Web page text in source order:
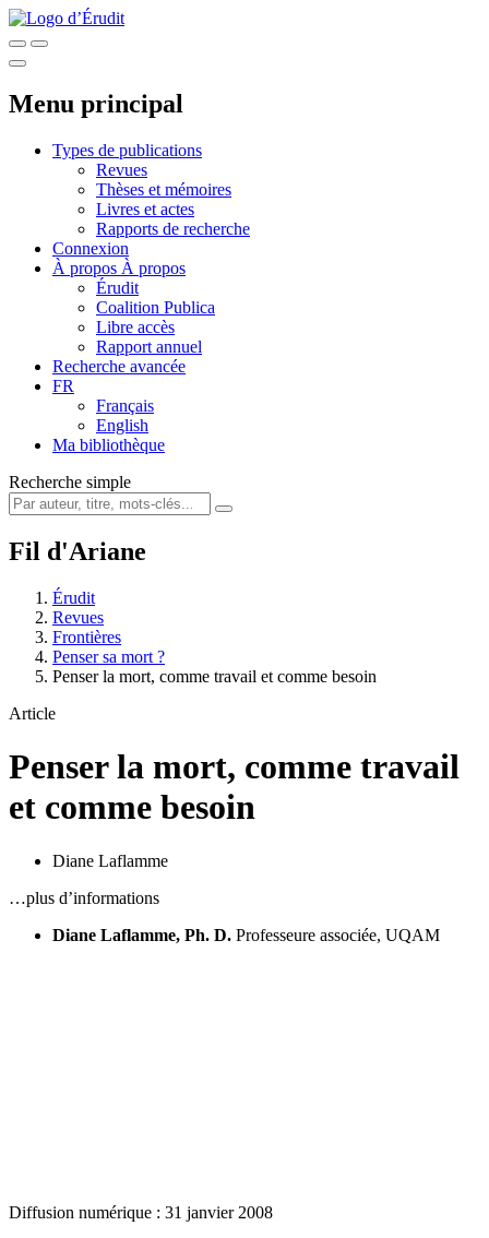
Menu principal
Types de publications
Revues
Thèses et mémoires
Livres et actes
Rapports de recherche
Connexion
À propos À propos
Érudit
Coalition Publica
Libre accès
Rapport annuel
Recherche avancée
FR
Français
English
Ma bibliothèque
Recherche simple
Fil d'Ariane
Érudit
Revues
Frontières
Penser sa mort ?
Penser la mort, comme travail et comme besoin
Article
Penser la mort, comme travail
et comme besoin
Diane Laflamme
…plus d’informations
Diane Laflamme, Ph. D. Professeure associée, UQAM
Diffusion numérique : 31 janvier 2008